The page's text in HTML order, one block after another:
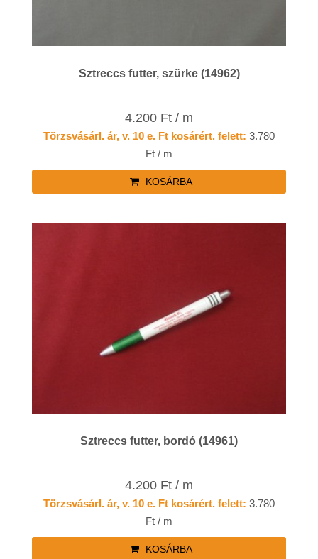
Sztreccs futter, szürke (14962)
4.200 Ft / m
Törzsvásárl. ár, v. 10 e. Ft kosárért. felett: 3.780
Ft / m
KOSÁRBA
Sztreccs futter, bordó (14961)
4.200 Ft / m
Törzsvásárl. ár, v. 10 e. Ft kosárért. felett: 3.780
Ft / m
KOSÁRBA